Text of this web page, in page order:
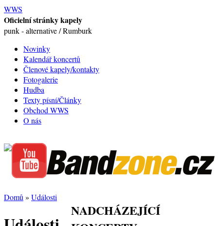
WWS
Oficielní stránky kapely
punk - alternative / Rumburk
Novinky
Kalendář koncertů
Členové kapely/kontakty
Fotogalerie
Hudba
Texty písní/Články
Obchod WWS
O nás
Domů » Události
NADCHÁZEJÍCÍ